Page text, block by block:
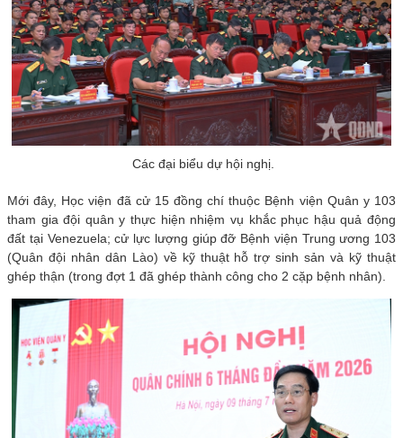
Các đại biểu dự hội nghị.
Mới đây, Học viện đã cử 15 đồng chí thuộc Bệnh viện Quân y 103
tham gia đội quân y thực hiện nhiệm vụ khắc phục hậu quả động
đất tại Venezuela; cử lực lượng giúp đỡ Bệnh viện Trung ương 103
(Quân đội nhân dân Lào) về kỹ thuật hỗ trợ sinh sản và kỹ thuật
ghép thận (trong đợt 1 đã ghép thành công cho 2 cặp bệnh nhân).